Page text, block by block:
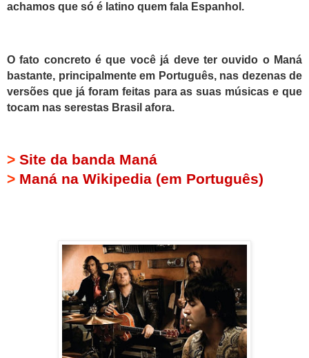
achamos que só é latino quem fala Espanhol.
O fato concreto é que você já deve ter ouvido o Maná
bastante, principalmente em Português, nas dezenas de
versões que já foram feitas para as suas músicas e que
tocam nas serestas Brasil afora.
> Site da banda Maná
> Maná na Wikipedia (em Português)